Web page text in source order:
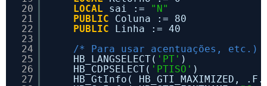
20
21
22
23
24
25
26
27
LOCAL
sai :=
"N"
PUBLIC
Coluna := 80
PUBLIC
Linha := 40
/* Para usar acentuações, etc.)
HB_LANGSELECT( 'PT' )
HB_CDPSELECT( 'PTISO' )
HB_GtInfo( HB_GTI_MAXIMIZED,